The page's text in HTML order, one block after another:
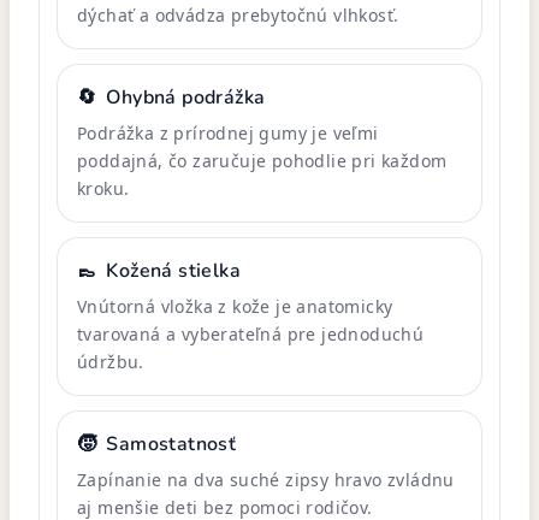
dýchať a odvádza prebytočnú vlhkosť.
🔄 Ohybná podrážka
Podrážka z prírodnej gumy je veľmi
poddajná, čo zaručuje pohodlie pri každom
kroku.
👞 Kožená stielka
Vnútorná vložka z kože je anatomicky
tvarovaná a vyberateľná pre jednoduchú
údržbu.
🧒 Samostatnosť
Zapínanie na dva suché zipsy hravo zvládnu
aj menšie deti bez pomoci rodičov.